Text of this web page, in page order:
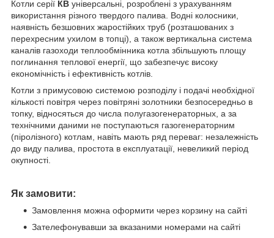
Котли серії КВ універсальні, розроблені з урахуванням
використання різного твердого палива. Водні колосники,
наявність безшовних жаростійких труб (розташованих з
перехресним ухилом в топці), а також вертикальна система
каналів газоходи теплообмінника котла збільшують площу
поглинання теплової енергії, що забезпечує високу
економічність і ефективність котлів.
Котли з примусовою системою розподілу і подачі необхідної
кількості повітря через повітряні золотники безпосередньо в
топку, відносяться до числа полугазогенераторных, а за
технічними даними не поступаються газогенераторним
(піролізного) котлам, навіть мають ряд переваг: незалежність
до виду палива, простота в експлуатації, невеликий період
окупності.
Як замовити:
Замовлення можна оформити через корзину на сайті
Зателефонувавши за вказаними номерами на сайті